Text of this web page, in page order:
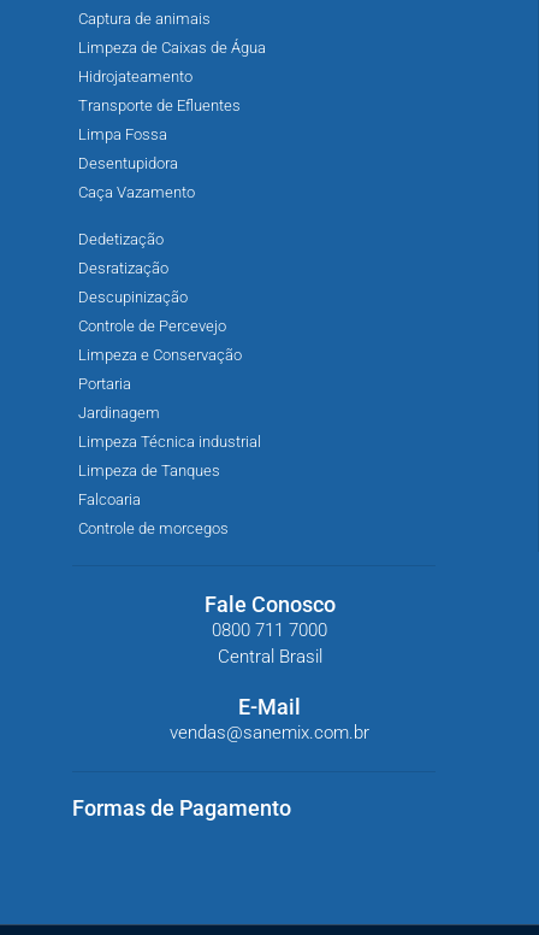
Captura de animais
Limpeza de Caixas de Água
Hidrojateamento
Transporte de Efluentes
Limpa Fossa
Desentupidora
Caça Vazamento
Dedetização
Desratização
Descupinização
Controle de Percevejo
Limpeza e Conservação
Portaria
Jardinagem
Limpeza Técnica industrial
Limpeza de Tanques
Falcoaria
Controle de morcegos
Fale Conosco
0800 711 7000
Central Brasil
E-Mail
vendas@sanemix.com.br
Formas de Pagamento